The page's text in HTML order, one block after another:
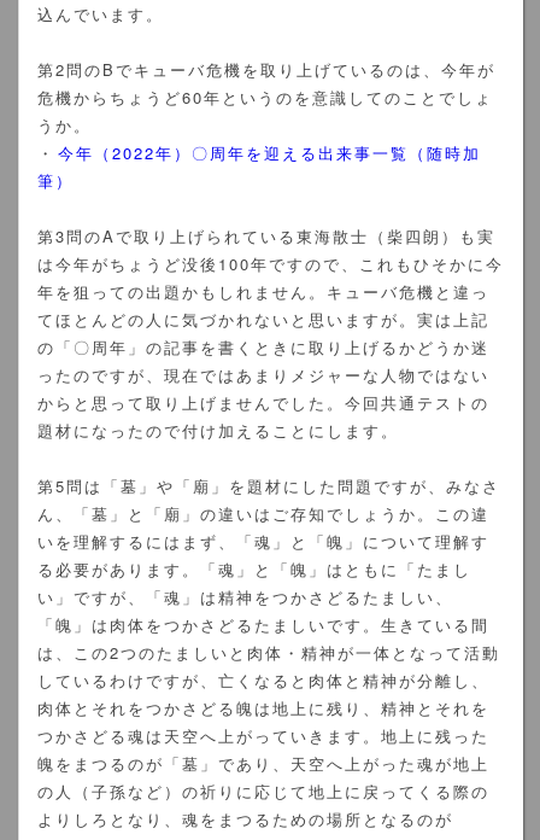
込んでいます。
第2問のBでキューバ危機を取り上げているのは、今年が
危機からちょうど60年というのを意識してのことでしょ
うか。
・ 今年（2022年）〇周年を迎える出来事一覧（随時加
筆）
第3問のAで取り上げられている東海散士（柴四朗）も実
は今年がちょうど没後100年ですので、これもひそかに今
年を狙っての出題かもしれません。キューバ危機と違っ
てほとんどの人に気づかれないと思いますが。実は上記
の「〇周年」の記事を書くときに取り上げるかどうか迷
ったのですが、現在ではあまりメジャーな人物ではない
からと思って取り上げませんでした。今回共通テストの
題材になったので付け加えることにします。
第5問は「墓」や「廟」を題材にした問題ですが、みなさ
ん、「墓」と「廟」の違いはご存知でしょうか。この違
いを理解するにはまず、「魂」と「魄」について理解す
る必要があります。「魂」と「魄」はともに「たまし
い」ですが、「魂」は精神をつかさどるたましい、
「魄」は肉体をつかさどるたましいです。生きている間
は、この2つのたましいと肉体・精神が一体となって活動
しているわけですが、亡くなると肉体と精神が分離し、
肉体とそれをつかさどる魄は地上に残り、精神とそれを
つかさどる魂は天空へ上がっていきます。地上に残った
魄をまつるのが「墓」であり、天空へ上がった魂が地上
の人（子孫など）の祈りに応じて地上に戻ってくる際の
よりしろとなり、魂をまつるための場所となるのが